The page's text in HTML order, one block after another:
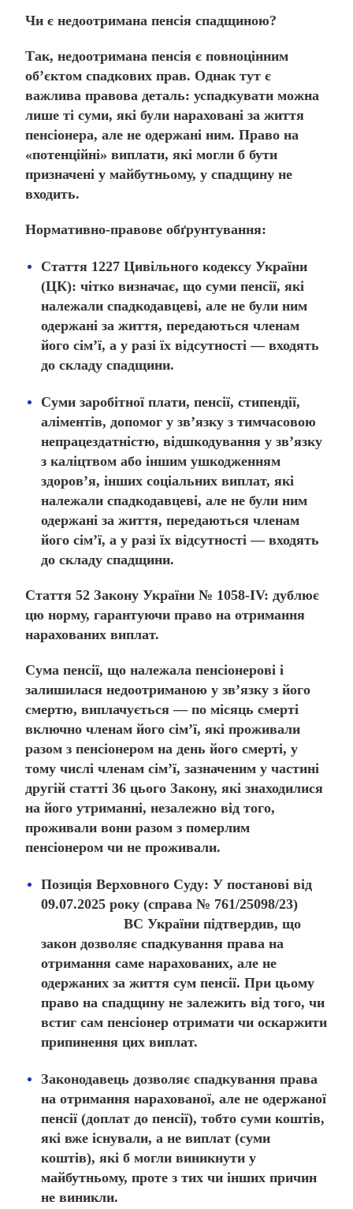
Чи є недоотримана пенсія спадщиною?
Так, недоотримана пенсія є повноцінним
об’єктом спадкових прав. Однак тут є
важлива правова деталь: успадкувати можна
лише ті суми, які булинараховані за життя
пенсіонера, але не одержані ним. Право на
«потенційні» виплати, які могли б бути
призначені у майбутньому, у спадщину не
входить.
Нормативно-правове обґрунтування:
Стаття 1227 Цивільного кодексу України
(ЦК): чітко визначає, що суми пенсії, які
належали спадкодавцеві, але не були ним
одержані за життя, передаються членам
його сім’ї, а у разі їх відсутності — входять
до складу спадщини.
Суми заробітної плати, пенсії, стипендії,
аліментів, допомог у зв’язку з тимчасовою
непрацездатністю, відшкодування у зв’язку
з каліцтвом або іншим ушкодженням
здоров’я, інших соціальних виплат, які
належали спадкодавцеві, але не були ним
одержані за життя, передаються членам
його сім’ї, а у разі їх відсутності — входять
до складу спадщини.
Стаття 52 Закону України № 1058-IV: дублює
цю норму, гарантуючи право на отримання
нарахованих виплат.
Сума пенсії, що належала пенсіонерові і
залишилася недоотриманою у зв’язку з його
смертю, виплачується — по місяць смерті
включно членам його сім’ї, які проживали
разом з пенсіонером на день його смерті, у
тому числі членам сім’ї, зазначеним участині
другій статті 36 цього Закону, які знаходилися
на його утриманні, незалежно від того,
проживали вони разом з померлим
пенсіонером чи не проживали.
Позиція Верховного Суду: У постанові від
09.07.2025 року (справа № 761/25098/23)
ВС України підтвердив, що
закон дозволяє спадкування права на
отримання саме нарахованих, але не
одержаних за життя сум пенсії. При цьому
право на спадщину не залежить від того, чи
встиг сам пенсіонер отримати чи оскаржити
припинення цих виплат.
Законодавець дозволяє спадкування права
на отримання нарахованої, але не одержаної
пенсії (доплат до пенсії), тобто суми коштів,
які вже існували, а не виплат (суми
коштів), які б могли виникнути у
майбутньому, проте з тих чи інших причин
не виникли.